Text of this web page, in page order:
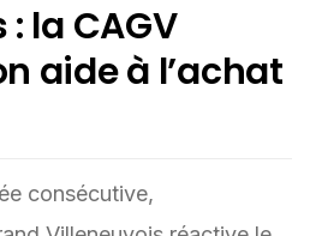
la CAGV
aide à l’achat
consécutive,